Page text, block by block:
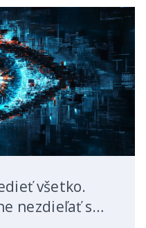
všetko.
nezdieľať s